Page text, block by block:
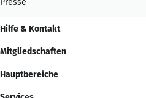
Presse
Hilfe & Kontakt
Mitgliedschaften
Hauptbereiche